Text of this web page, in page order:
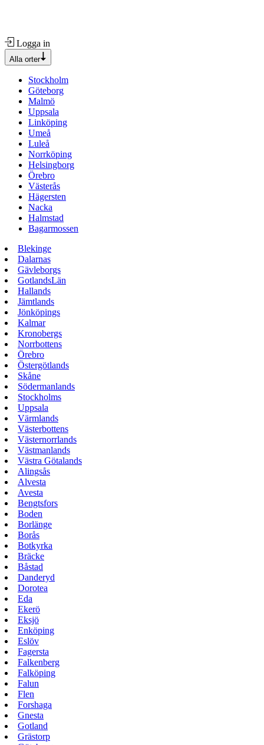
Logga in
Alla orter
Stockholm
Göteborg
Malmö
Uppsala
Linköping
Umeå
Luleå
Norrköping
Helsingborg
Örebro
Västerås
Hägersten
Nacka
Halmstad
Bagarmossen
Blekinge
Dalarnas
Gävleborgs
GotlandsLän
Hallands
Jämtlands
Jönköpings
Kalmar
Kronobergs
Norrbottens
Örebro
Östergötlands
Skåne
Södermanlands
Stockholms
Uppsala
Värmlands
Västerbottens
Västernorrlands
Västmanlands
Västra Götalands
Alingsås
Alvesta
Avesta
Bengtsfors
Boden
Borlänge
Borås
Botkyrka
Bräcke
Båstad
Danderyd
Dorotea
Eda
Ekerö
Eksjö
Enköping
Eslöv
Fagersta
Falkenberg
Falköping
Falun
Flen
Forshaga
Gnesta
Gotland
Grästorp